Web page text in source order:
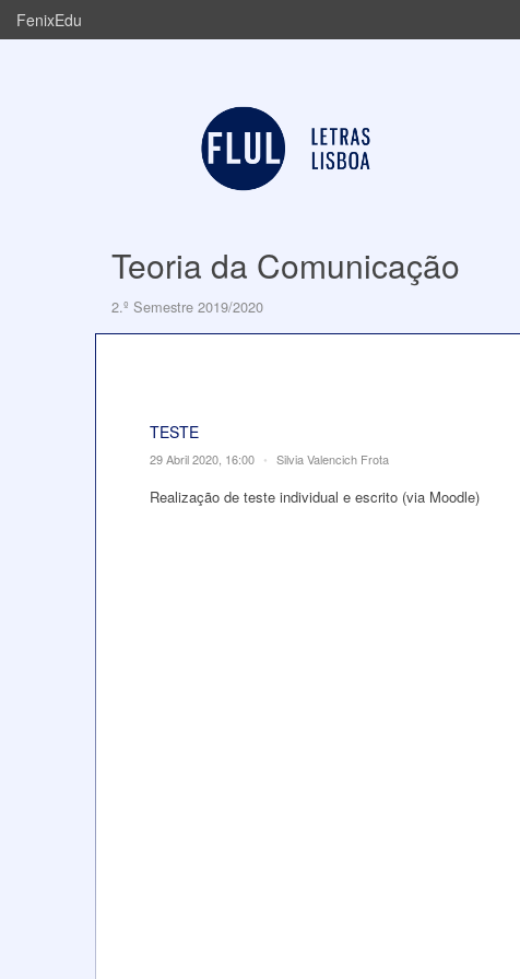
FenixEdu
Teoria da Comunicação
2.º Semestre 2019/2020
TESTE
29 Abril 2020, 16:00 • Silvia Valencich Frota
Realização de teste individual e escrito (via Moodle)